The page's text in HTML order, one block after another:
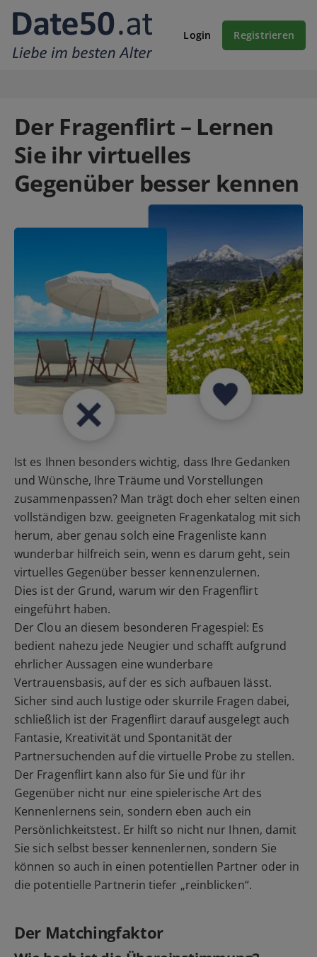
Login Registrieren
Der Fragenflirt – Lernen
Sie ihr virtuelles
Gegenüber besser kennen
Ist es Ihnen besonders wichtig, dass Ihre Gedanken
und Wünsche, Ihre Träume und Vorstellungen
zusammenpassen? Man trägt doch eher selten einen
vollständigen bzw. geeigneten Fragenkatalog mit sich
herum, aber genau solch eine Fragenliste kann
wunderbar hilfreich sein, wenn es darum geht, sein
virtuelles Gegenüber besser kennenzulernen.
Dies ist der Grund, warum wir den Fragenflirt
eingeführt haben.
Der Clou an diesem besonderen Fragespiel: Es
bedient nahezu jede Neugier und schafft aufgrund
ehrlicher Aussagen eine wunderbare
Vertrauensbasis, auf der es sich aufbauen lässt.
Sicher sind auch lustige oder skurrile Fragen dabei,
schließlich ist der Fragenflirt darauf ausgelegt auch
Fantasie, Kreativität und Spontanität der
Partnersuchenden auf die virtuelle Probe zu stellen.
Der Fragenflirt kann also für Sie und für ihr
Gegenüber nicht nur eine spielerische Art des
Kennenlernens sein, sondern eben auch ein
Persönlichkeitstest. Er hilft so nicht nur Ihnen, damit
Sie sich selbst besser kennenlernen, sondern Sie
können so auch in einen potentiellen Partner oder in
die potentielle Partnerin tiefer „reinblicken“.
Der Matchingfaktor